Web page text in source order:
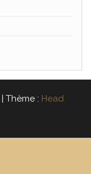
| Thème : Head